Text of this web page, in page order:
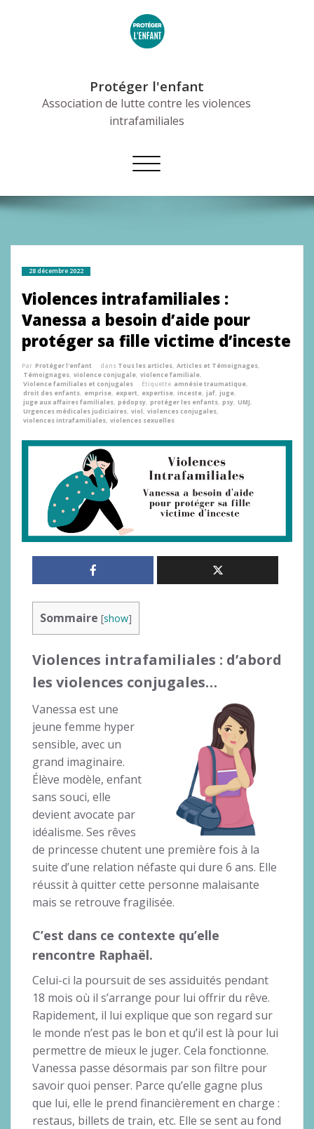
Protéger l'enfant
Association de lutte contre les violences
intrafamiliales
Afficher/masquer
la
28 décembre 2022
Violences intrafamiliales :
Vanessa a besoin d’aide pour
protéger sa fille victime d’inceste
Par Protéger l'enfant dans Tous les articles, Articles et Témoignages,
Témoignages, violence conjugale, violence familiale,
Violence familiales et conjugales
Étiquette amnésie traumatique,
droit des enfants, emprise, expert, expertise, inceste, jaf, juge,
juge aux affaires familiales, pédopsy, protéger les enfants, psy, UMJ,
Urgences médicales judiciaires, viol, violences conjugales,
violences intrafamiliales, violences sexuelles
Sommaire [show]
Violences intrafamiliales : d’abord
les violences conjugales…
Vanessa est une
jeune femme hyper
sensible, avec un
grand imaginaire.
Élève modèle, enfant
sans souci, elle
devient avocate par
idéalisme. Ses rêves
de princesse chutent une première fois à la
suite d’une relation néfaste qui dure 6 ans. Elle
réussit à quitter cette personne malaisante
mais se retrouve fragilisée.
C’est dans ce contexte qu’elle
rencontre Raphaël.
Celui-ci la poursuit de ses assiduités pendant
18 mois où il s’arrange pour lui offrir du rêve.
Rapidement, il lui explique que son regard sur
le monde n’est pas le bon et qu’il est là pour lui
permettre de mieux le juger. Cela fonctionne.
Vanessa passe désormais par son filtre pour
savoir quoi penser. Parce qu’elle gagne plus
que lui, elle le prend financièrement en charge :
restaus, billets de train, etc. Elle se sent au fond